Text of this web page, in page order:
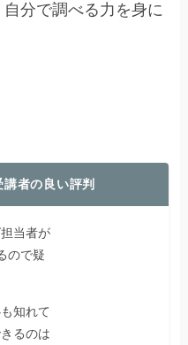
自分で調べる力を身に
者の良い評判
当者が
ので疑
知れて
るのは